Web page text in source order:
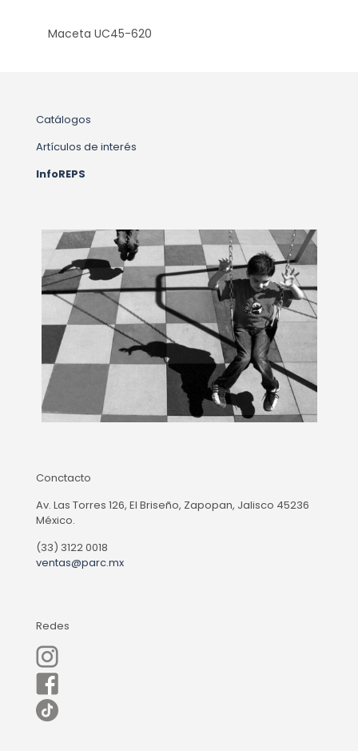
Maceta UC45-620
Catálogos
Artículos de interés
InfoREPS
Conctacto
Av. Las Torres 126, El Briseño, Zapopan, Jalisco 45236
México.
(33) 3122 0018
ventas@parc.mx
Redes